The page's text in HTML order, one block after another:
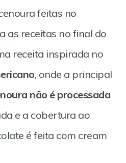
feitas no
as receitas no final do
receita inspirada no
, onde a principal
não é processada
e a cobertura ao
é feita com cream